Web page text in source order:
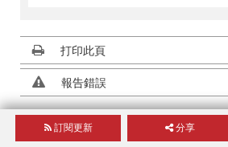
打印此頁
報告錯誤
香港大廈搜尋
訂閱更新 分享